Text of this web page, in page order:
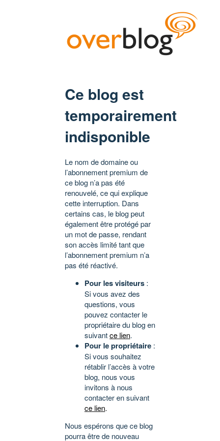
Ce blog est
temporairement
indisponible
Le nom de domaine ou
l’abonnement premium de
ce blog n’a pas été
renouvelé, ce qui explique
cette interruption. Dans
certains cas, le blog peut
également être protégé par
un mot de passe, rendant
son accès limité tant que
l’abonnement premium n’a
pas été réactivé.
Pour les visiteurs :
Si vous avez des
questions, vous
pouvez contacter le
propriétaire du blog en
suivantce lien.
Pour le propriétaire :
Si vous souhaitez
rétablir l’accès à votre
blog, nous vous
invitons à nous
contacter en suivant
ce lien.
Nous espérons que ce blog
pourra être de nouveau